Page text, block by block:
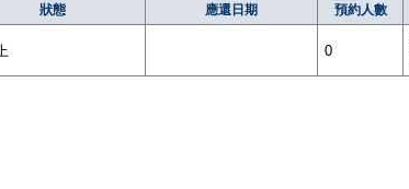
狀態 應還日期 預約人數
0